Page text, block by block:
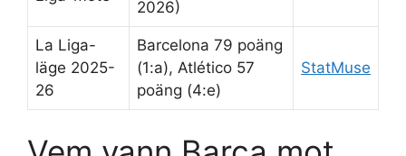
2026)
La Liga-
läge 2025-
26
Barcelona 79 poäng
(1:a), Atlético 57
poäng (4:e)
StatMuse